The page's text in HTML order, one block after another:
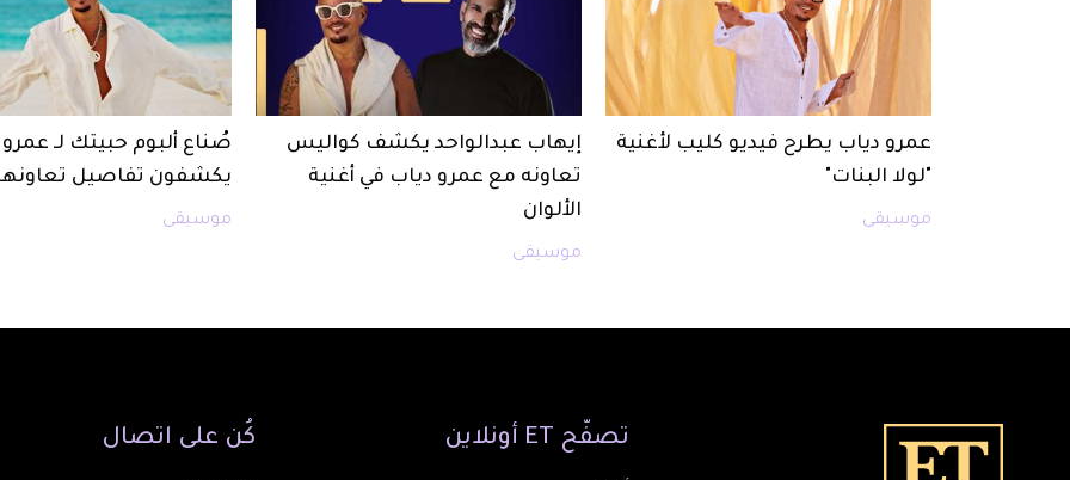
عمرو دياب يطرح فيديو كليب لأغنية
"لولا البنات"
موسيقى
إيهاب عبدالواحد يكشف كواليس
تعاونه مع عمرو دياب في أغنية
الألوان
موسيقى
صُناع ألبوم حبيتك لـ
يكشفون تفاصيل
موسيقى
تصفّح ET أونلاين كُن على اتصال